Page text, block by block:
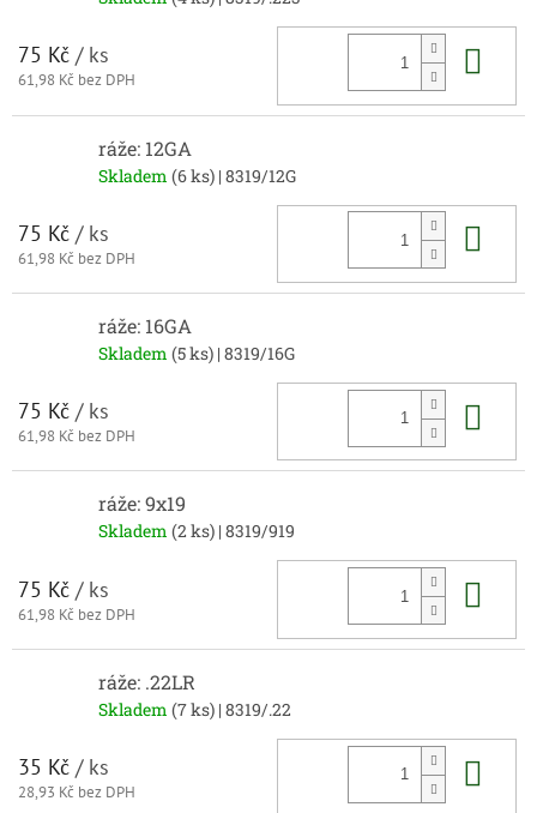
75 Kč / ks
61,98 Kč bez DPH
ráže: 12GA
Skladem (6 ks) | 8319/12G
75 Kč / ks
61,98 Kč bez DPH
ráže: 16GA
Skladem (5 ks) | 8319/16G
75 Kč / ks
61,98 Kč bez DPH
ráže: 9x19
Skladem (2 ks) | 8319/919
75 Kč / ks
61,98 Kč bez DPH
ráže: .22LR
Skladem (7 ks) | 8319/.22
35 Kč / ks
28,93 Kč bez DPH